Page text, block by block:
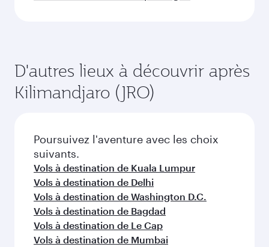
D'autres lieux à découvrir après
Kilimandjaro (JRO)
Poursuivez l'aventure avec les choix
suivants.
Vols à destination de Kuala Lumpur
Vols à destination de Delhi
Vols à destination de Washington D.C.
Vols à destination de Bagdad
Vols à destination de Le Cap
Vols à destination de Mumbai